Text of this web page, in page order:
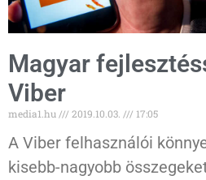
Magyar
Viber
media1.hu 2019.10.03. 17:05
A Viber felhasználói
kisebb-nagyobb